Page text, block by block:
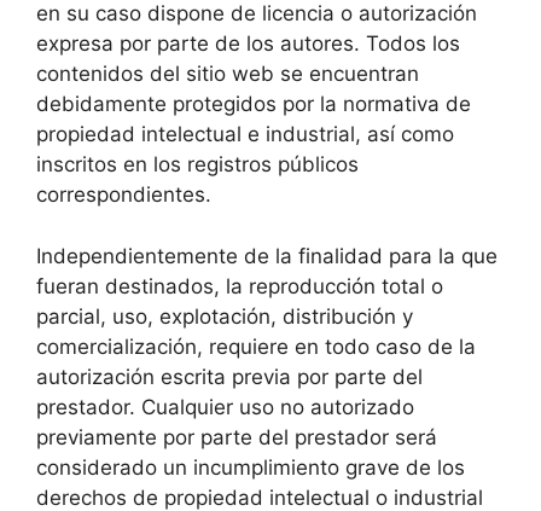
en su caso dispone de licencia o autorización
expresa por parte de los autores. Todos los
contenidos del sitio web se encuentran
debidamente protegidos por la normativa de
propiedad intelectual e industrial, así como
inscritos en los registros públicos
correspondientes.
Independientemente de la finalidad para la que
fueran destinados, la reproducción total o
parcial, uso, explotación, distribución y
comercialización, requiere en todo caso de la
autorización escrita previa por parte del
prestador. Cualquier uso no autorizado
previamente por parte del prestador será
considerado un incumplimiento grave de los
derechos de propiedad intelectual o industrial